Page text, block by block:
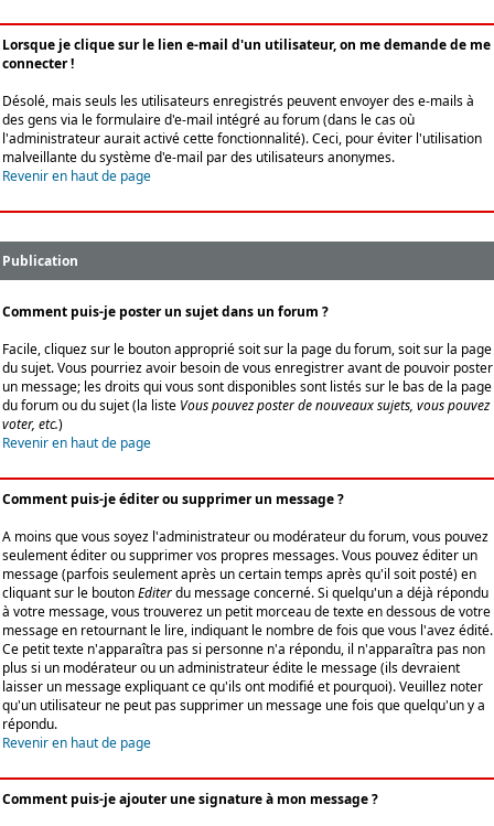
Lorsque je clique sur le lien e-mail d'un utilisateur, on me demande de me
connecter !
Désolé, mais seuls les utilisateurs enregistrés peuvent envoyer des e-mails à
des gens via le formulaire d'e-mail intégré au forum (dans le cas où
l'administrateur aurait activé cette fonctionnalité). Ceci, pour éviter l'utilisation
malveillante du système d'e-mail par des utilisateurs anonymes.
Revenir en haut de page
Publication
Comment puis-je poster un sujet dans un forum ?
Facile, cliquez sur le bouton approprié soit sur la page du forum, soit sur la page
du sujet. Vous pourriez avoir besoin de vous enregistrer avant de pouvoir poster
un message; les droits qui vous sont disponibles sont listés sur le bas de la page
du forum ou du sujet (la liste Vous pouvez poster de nouveaux sujets, vous pouvez
voter, etc.)
Revenir en haut de page
Comment puis-je éditer ou supprimer un message ?
A moins que vous soyez l'administrateur ou modérateur du forum, vous pouvez
seulement éditer ou supprimer vos propres messages. Vous pouvez éditer un
message (parfois seulement après un certain temps après qu'il soit posté) en
cliquant sur le boutonEditerdu message concerné. Si quelqu'un a déjà répondu
à votre message, vous trouverez un petit morceau de texte en dessous de votre
message en retournant le lire, indiquant le nombre de fois que vous l'avez édité.
Ce petit texte n'apparaîtra pas si personne n'a répondu, il n'apparaîtra pas non
plus si un modérateur ou un administrateur édite le message (ils devraient
laisser un message expliquant ce qu'ils ont modifié et pourquoi). Veuillez noter
qu'un utilisateur ne peut pas supprimer un message une fois que quelqu'un y a
répondu.
Revenir en haut de page
Comment puis-je ajouter une signature à mon message ?